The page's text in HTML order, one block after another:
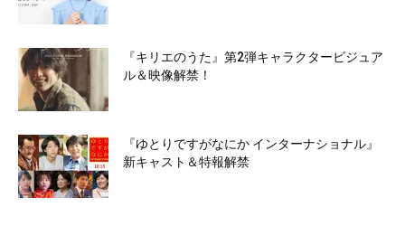
『キリエのうた』第2弾キャラクタービジュア
ル＆映像解禁！
『ゆとりですがなにか インターナショナル』
新キャスト＆特報解禁